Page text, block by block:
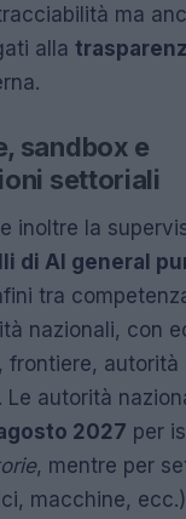
ma
alla
sandbox e
settoriali
inoltre la
di AI general
tra
nazionali, con
frontiere,
Le autorità
2027 per
, mentre per
macchine,